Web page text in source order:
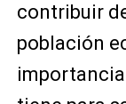
contribuir
población